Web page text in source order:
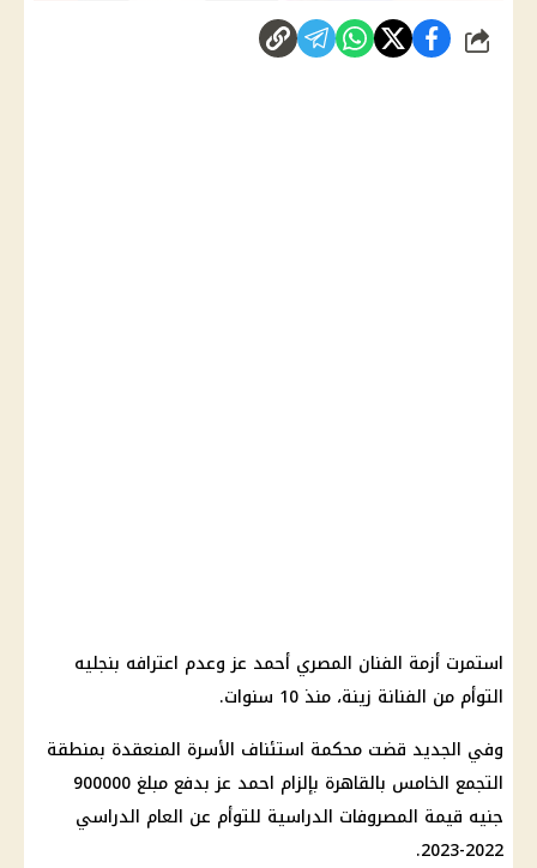
شارك
استمرت أزمة الفنان المصري أحمد عز وعدم اعترافه بنجليه
التوأم من الفنانة زينة، منذ 10 سنوات.
وفي الجديد قضت محكمة استئناف الأسرة المنعقدة بمنطقة
التجمع الخامس بالقاهرة بإلزام احمد عز بدفع مبلغ 900000
جنيه قيمة المصروفات الدراسية للتوأم عن العام الدراسي
2022-2023.